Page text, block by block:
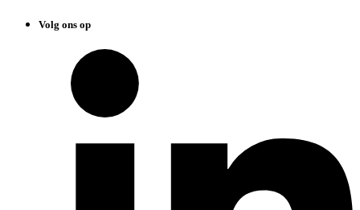
Volg ons op